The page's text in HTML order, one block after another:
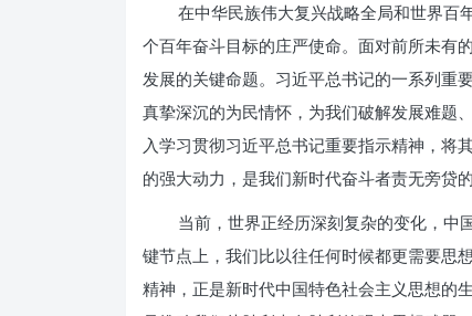
在中华民族伟大复兴战略全局和世界百
个百年奋斗目标的庄严使命。面对前所未有
发展的关键命题。习近平总书记的一系列重
真挚深沉的为民情怀，为我们破解发展难题
入学习贯彻习近平总书记重要指示精神，将
的强大动力，是我们新时代奋斗者责无旁贷
当前，世界正经历深刻复杂的变化，中
键节点上，我们比以往任何时候都更需要思
精神，正是新时代中国特色社会主义思想的